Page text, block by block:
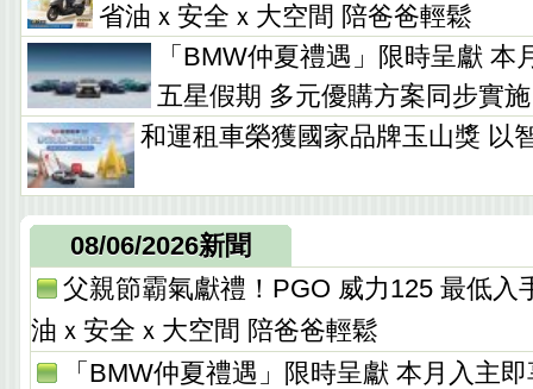
省油ｘ安全ｘ大空間 陪爸爸輕鬆
「BMW仲夏禮遇」限時呈獻
五星假期 多元優購方案同步實施
和運租車榮獲國家品牌玉山獎 以
08/06/2026新聞
父親節霸氣獻禮！PGO 威力125 最低入
油ｘ安全ｘ大空間 陪爸爸輕鬆
「BMW仲夏禮遇」限時呈獻 本月入主